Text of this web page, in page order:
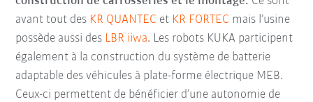
avant tout des KR QUANTEC et KR FORTEC mais l’usine
possède aussi des LBR iiwa. Les robots KUKA participent
également à la construction du système de batterie
adaptable des véhicules à plate-forme électrique MEB.
Ceux-ci permettent de bénéficier d’une autonomie de